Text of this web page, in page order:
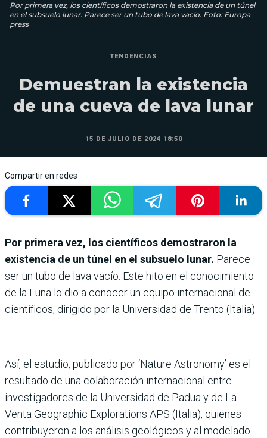
Por primera vez, los científicos demostraron la existencia de un túnel
en el subsuelo lunar. Parece ser un tubo de lava vacío. Foto: Europa
press
TENDENCIAS
Demuestran la existencia
de una cueva de lava lunar
15 DE JULIO DE 2024 18:50
Compartir en redes
Por primera vez, los científicos demostraron la
existencia de un túnel en el subsuelo lunar. Parece
ser un tubo de lava vacío. Este hito en el conocimiento
de la Luna lo dio a conocer un equipo internacional de
científicos, dirigido por la Universidad de Trento (Italia).
Así, el estudio, publicado por ‘Nature Astronomy’ es el
resultado de una colaboración internacional entre
investigadores de la Universidad de Padua y de La
Venta Geographic Explorations APS (Italia), quienes
contribuyeron a los análisis geológicos y al modelado